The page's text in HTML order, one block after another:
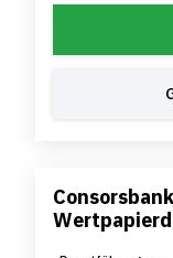
Consorsbank